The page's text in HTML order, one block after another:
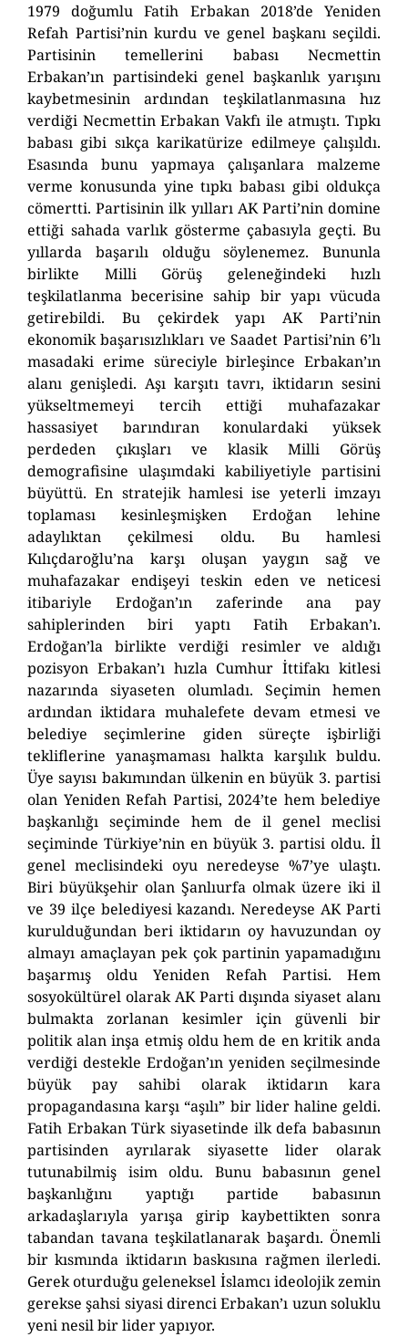
1979 doğumlu Fatih Erbakan 2018’de Yeniden
Refah Partisi’nin kurdu ve genel başkanı seçildi.
Partisinin temellerini babası Necmettin
Erbakan’ın partisindeki genel başkanlık yarışını
kaybetmesinin ardından teşkilatlanmasına hız
verdiği Necmettin Erbakan Vakfı ile atmıştı. Tıpkı
babası gibi sıkça karikatürize edilmeye çalışıldı.
Esasında bunu yapmaya çalışanlara malzeme
verme konusunda yine tıpkı babası gibi oldukça
cömertti. Partisinin ilk yılları AK Parti’nin domine
ettiği sahada varlık gösterme çabasıyla geçti. Bu
yıllarda başarılı olduğu söylenemez. Bununla
birlikte Milli Görüş geleneğindeki hızlı
teşkilatlanma becerisine sahip bir yapı vücuda
getirebildi. Bu çekirdek yapı AK Parti’nin
ekonomik başarısızlıkları ve Saadet Partisi’nin 6’lı
masadaki erime süreciyle birleşince Erbakan’ın
alanı genişledi. Aşı karşıtı tavrı, iktidarın sesini
yükseltmemeyi tercih ettiği muhafazakar
hassasiyet barındıran konulardaki yüksek
perdeden çıkışları ve klasik Milli Görüş
demografisine ulaşımdaki kabiliyetiyle partisini
büyüttü. En stratejik hamlesi ise yeterli imzayı
toplaması kesinleşmişken Erdoğan lehine
adaylıktan çekilmesi oldu. Bu hamlesi
Kılıçdaroğlu’na karşı oluşan yaygın sağ ve
muhafazakar endişeyi teskin eden ve neticesi
itibariyle Erdoğan’ın zaferinde ana pay
sahiplerinden biri yaptı Fatih Erbakan’ı.
Erdoğan’la birlikte verdiği resimler ve aldığı
pozisyon Erbakan’ı hızla Cumhur İttifakı kitlesi
nazarında siyaseten olumladı. Seçimin hemen
ardından iktidara muhalefete devam etmesi ve
belediye seçimlerine giden süreçte işbirliği
tekliflerine yanaşmaması halkta karşılık buldu.
Üye sayısı bakımından ülkenin en büyük 3. partisi
olan Yeniden Refah Partisi, 2024’te hem belediye
başkanlığı seçiminde hem de il genel meclisi
seçiminde Türkiye’nin en büyük 3. partisi oldu. İl
genel meclisindeki oyu neredeyse %7’ye ulaştı.
Biri büyükşehir olan Şanlıurfa olmak üzere iki il
ve 39 ilçe belediyesi kazandı. Neredeyse AK Parti
kurulduğundan beri iktidarın oy havuzundan oy
almayı amaçlayan pek çok partinin yapamadığını
başarmış oldu Yeniden Refah Partisi. Hem
sosyokültürel olarak AK Parti dışında siyaset alanı
bulmakta zorlanan kesimler için güvenli bir
politik alan inşa etmiş oldu hem de en kritik anda
verdiği destekle Erdoğan’ın yeniden seçilmesinde
büyük pay sahibi olarak iktidarın kara
propagandasına karşı “aşılı” bir lider haline geldi.
Fatih Erbakan Türk siyasetinde ilk defa babasının
partisinden ayrılarak siyasette lider olarak
tutunabilmiş isim oldu. Bunu babasının genel
başkanlığını yaptığı partide babasının
arkadaşlarıyla yarışa girip kaybettikten sonra
tabandan tavana teşkilatlanarak başardı. Önemli
bir kısmında iktidarın baskısına rağmen ilerledi.
Gerek oturduğu geleneksel İslamcı ideolojik zemin
gerekse şahsi siyasi direnci Erbakan’ı uzun soluklu
yeni nesil bir lider yapıyor.